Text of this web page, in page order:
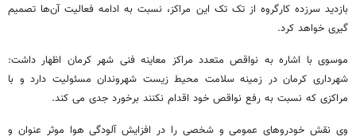
بازدید سرزده کارگروه از تک تک این مراکز، نسبت به ادامه فعالیت آن‌ها تصمیم
گیری خواهد کرد.
موسوی با اشاره به نواقص متعدد مراکز معاینه فنی شهر کرمان اظهار داشت:
شهرداری کرمان در زمینه سلامت محیط زیست شهروندان مسئولیت دارد و با
مراکزی که نسبت به رفع نواقص خود اقدام نکنند برخورد جدی می کند.
وی نقش خودروهای عمومی و شخصی را در افزایش آلودگی هوا موثر عنوان و